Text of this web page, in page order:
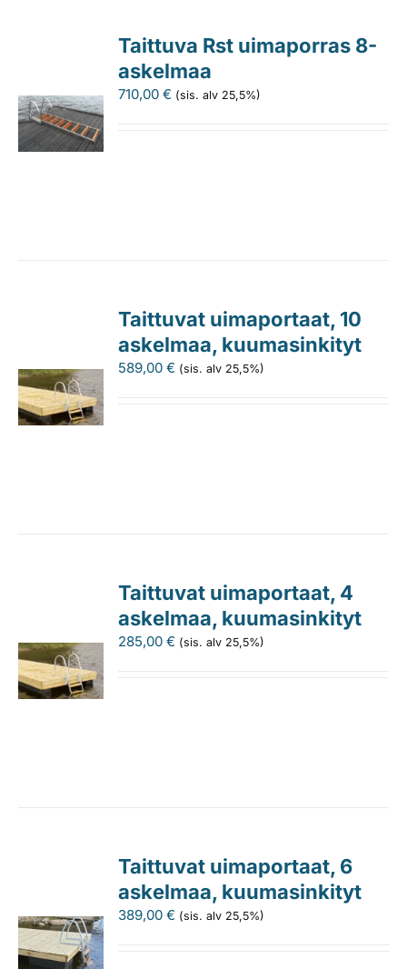
Taittuva Rst uimaporras 8-
askelmaa
710,00€ (sis. alv 25,5%)
Taittuvat uimaportaat, 10
askelmaa, kuumasinkityt
589,00€ (sis. alv 25,5%)
Taittuvat uimaportaat, 4
askelmaa, kuumasinkityt
285,00€ (sis. alv 25,5%)
Taittuvat uimaportaat, 6
askelmaa, kuumasinkityt
389,00€ (sis. alv 25,5%)